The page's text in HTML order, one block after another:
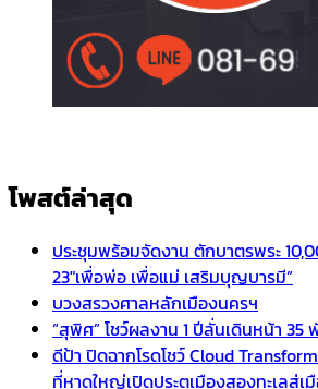
โพสต์ล่าสุด
ประชุมพร้อมจัดงาน ตักบาตรพระ
23″เพื่อพ่อ เพื่อแม่ เสริมบุญบารมี”
บวงสรวงศาลหลักเมืองนครฯ
“สุพิศ” โชว์ผลงาน 1 ปีลั่นเดินหน้า
ดีป้า ปิดฉากโรดโชว์ Cloud
ที่หาดใหญ่เปิดประตูเมืองสองทะเลสู่